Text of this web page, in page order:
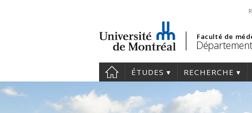
Faculté de
ÉTUDES RECHERCHE